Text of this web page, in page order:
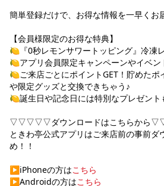
簡単登録だけで、お得な情報を一早くお
【会員様限定のお得な特典】
🍋『0秒レモンサワートッピング』冷凍
🍋アプリ会員限定キャンペーンやイベン
🍋ご来店ごとにポイントGET！貯めたポ
や限定グッズと交換できちゃう♪
🍋誕生日や記念日には特別なプレゼン
▽▽▽▽▽ダウンロードはこちらか
ときわ亭公式アプリはご来店前の事前ダ
め！！
▶︎iPhoneの方はこちら
▶︎Androidの方はこちら